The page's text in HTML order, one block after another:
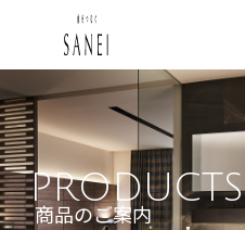
PRODUCTS
商品のご案内